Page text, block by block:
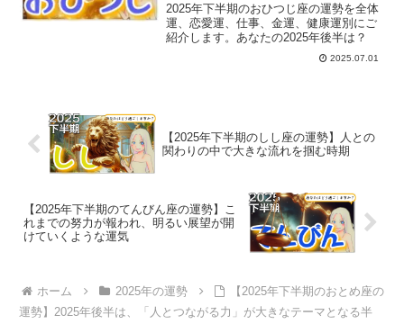
2025年下半期のおひつじ座の運勢を全体
運、恋愛運、仕事、金運、健康運別にご
紹介します。あなたの2025年後半は？
2025.07.01
【2025年下半期のしし座の運勢】人との
関わりの中で大きな流れを掴む時期
【2025年下半期のてんびん座の運勢】こ
れまでの努力が報われ、明るい展望が開
けていくような運気
ホーム 2025年の運勢
【2025年下半期のおとめ座の
運勢】2025年後半は、「人とつながる力」が大きなテーマとなる半